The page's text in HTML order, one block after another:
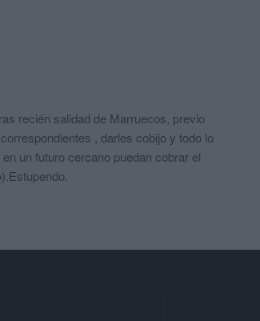
recién salidad de Marruecos, previo
, darles cobijo y todo lo
un futuro cercano puedan cobrar el